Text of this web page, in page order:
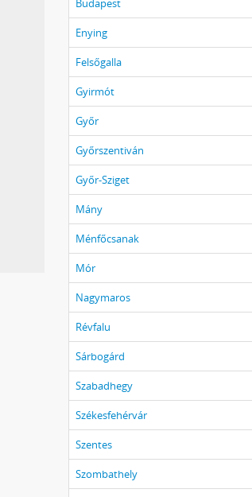
Budapest
Enying
Felsőgalla
Gyirmót
Győr
Győrszentiván
Győr-Sziget
Mány
Ménfőcsanak
Mór
Nagymaros
Révfalu
Sárbogárd
Szabadhegy
Székesfehérvár
Szentes
Szombathely